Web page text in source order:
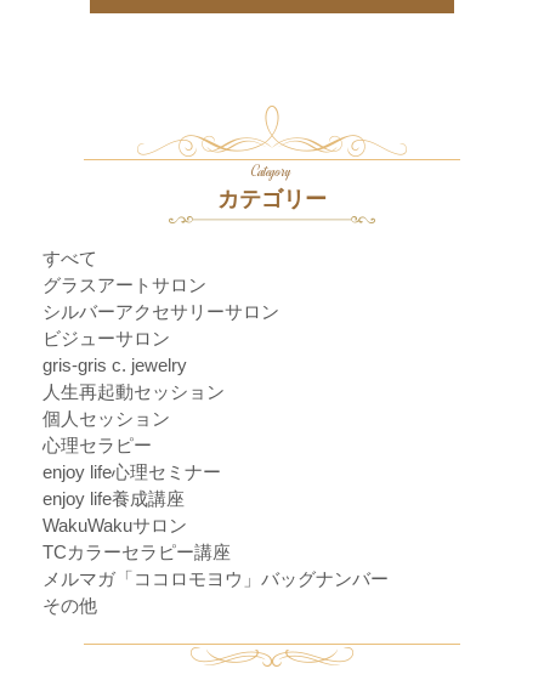
Category
カテゴリー
すべて
グラスアートサロン
シルバーアクセサリーサロン
ビジューサロン
gris-gris c. jewelry
人生再起動セッション
個人セッション
心理セラピー
enjoy life心理セミナー
enjoy life養成講座
WakuWakuサロン
TCカラーセラピー講座
メルマガ「ココロモヨウ」バッグナンバー
その他